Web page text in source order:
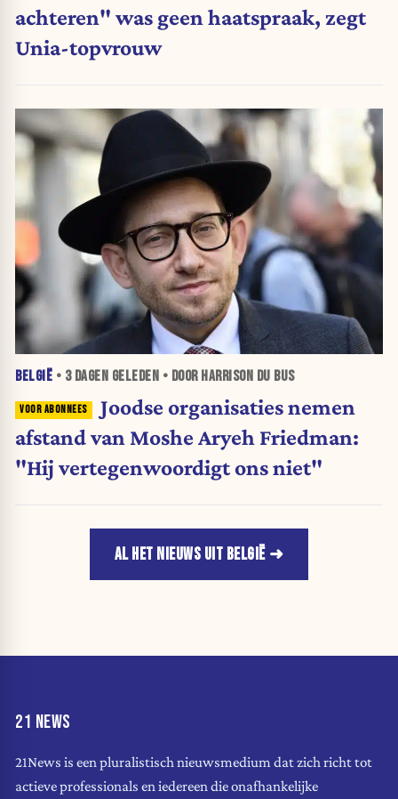
achteren" was geen haatspraak, zegt
Unia-topvrouw
BELGIË • 3 DAGEN GELEDEN • DOOR HARRISON DU BUS
Joodse organisaties nemen
afstand van Moshe Aryeh Friedman:
"Hij vertegenwoordigt ons niet"
AL HET NIEUWS UIT BELGIË
21 NEWS
21News is een pluralistisch nieuwsmedium dat zich richt tot
actieve professionals en iedereen die onafhankelijke